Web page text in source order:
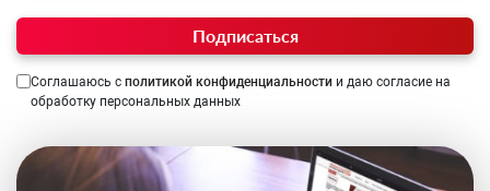
Подписаться
Соглашаюсь с политикой конфиденциальности и даю согласие на
обработку персональных данных